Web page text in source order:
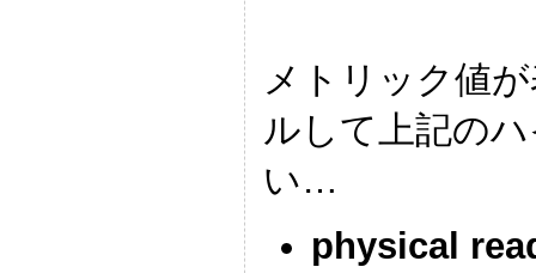
メトリック値
ルして上記の
い…
physical